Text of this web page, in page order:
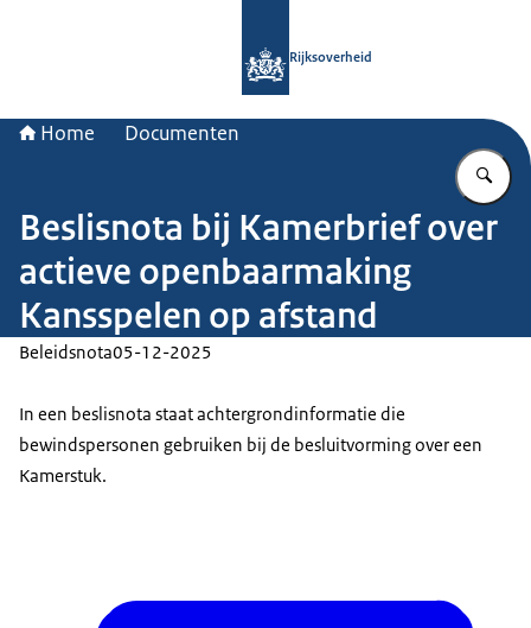
Rijksoverheid
Home Documenten
Beslisnota bij Kamerbrief over
actieve openbaarmaking
Kansspelen op afstand
Beleidsnota05-12-2025
In een beslisnota staat achtergrondinformatie die
bewindspersonen gebruiken bij de besluitvorming over een
Kamerstuk.